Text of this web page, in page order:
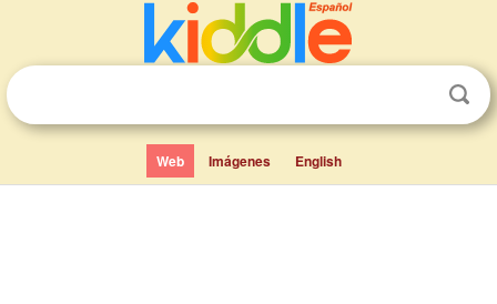
Web Imágenes English